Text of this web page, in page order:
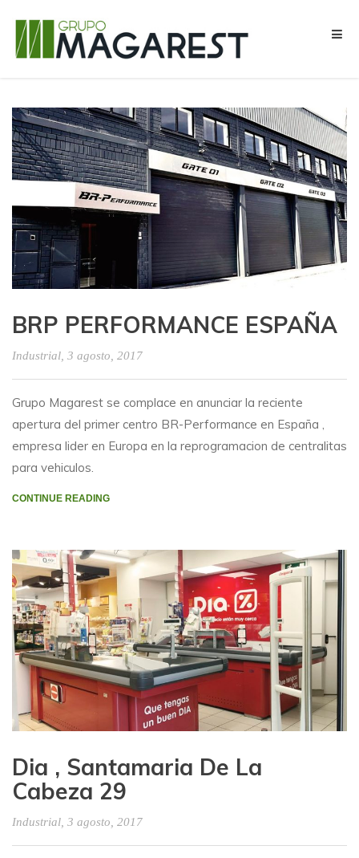
BRP PERFORMANCE ESPAÑA
Industrial , 3 agosto, 2017
Grupo Magarest se complace en anunciar la reciente
apertura del primer centro BR-Performance en España ,
empresa lider en Europa en la reprogramacion de centralitas
para vehiculos.
CONTINUE READING
Dia , Santamaria De La
Cabeza 29
Industrial, 3 agosto, 2017